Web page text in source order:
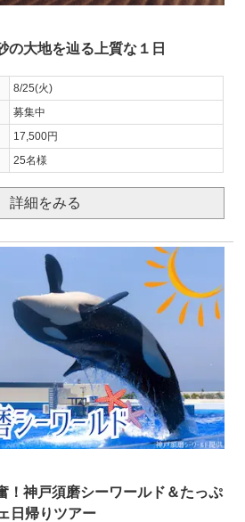
の大地を辿る上質な１日
8/25(火)
募集中
17,500円
25名様
詳細をみる
！神戸須磨シーワールド＆たっぷ
日帰りツアー